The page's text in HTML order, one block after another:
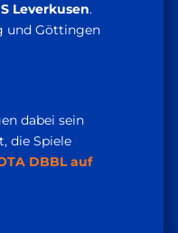
Leverkusen.
und Göttingen
dabei sein
die Spiele
DBBL auf